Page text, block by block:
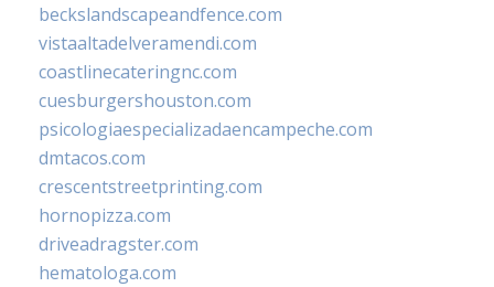
beckslandscapeandfence.com
vistaaltadelveramendi.com
coastlinecateringnc.com
cuesburgershouston.com
psicologiaespecializadaencampeche.com
dmtacos.com
crescentstreetprinting.com
hornopizza.com
driveadragster.com
hematologa.com